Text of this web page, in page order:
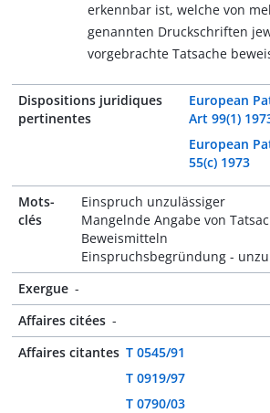
erkennbar ist, welche von
genannten Druckschriften
vorgebrachte Tatsache
Dispositions juridiques
pertinentes
European
Art 99(1)
European
55(c) 1973
Mots-
clés
Einspruch unzulässiger
Mangelnde Angabe von
Beweismitteln
Einspruchsbegründung -
Exergue -
Affaires citées -
Affaires citantes T 0545/91
T 0919/97
T 0790/03